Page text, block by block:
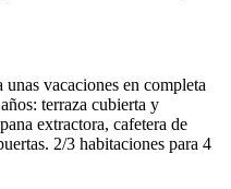
vacaciones en completa
terraza cubierta y
extractora, cafetera de
2/3 habitaciones para 4